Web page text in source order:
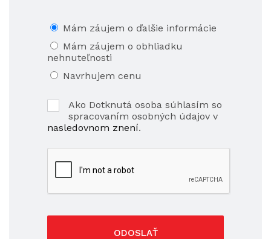
Mám záujem o ďalšie informácie
Mám záujem o obhliadku
nehnuteľnosti
Navrhujem cenu
Ako Dotknutá osoba súhlasím so
spracovaním osobných údajov v
nasledovnom znení.
ODOSLAŤ